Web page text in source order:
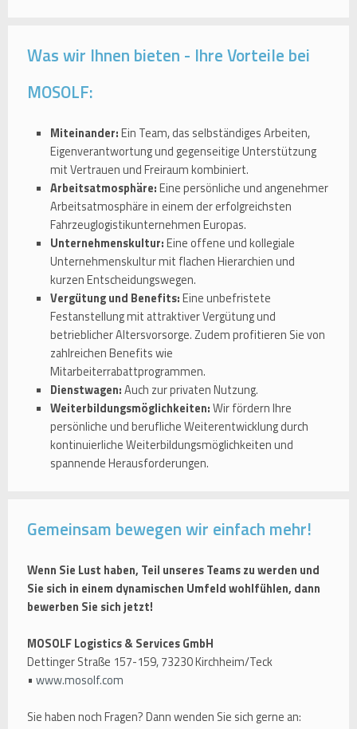
Was wir Ihnen bieten - Ihre Vorteile bei
MOSOLF:
Miteinander:Ein Team, das selbständiges Arbeiten,
Eigenverantwortung und gegenseitige Unterstützung
mit Vertrauen und Freiraum kombiniert.
Arbeitsatmosphäre:Eine persönliche und angenehmer
Arbeitsatmosphäre in einem der erfolgreichsten
Fahrzeuglogistikunternehmen Europas.
Unternehmenskultur:Eine offene und kollegiale
Unternehmenskultur mit flachen Hierarchien und
kurzen Entscheidungswegen.
Vergütung und Benefits:Eine unbefristete
Festanstellung mit attraktiver Vergütung und
betrieblicher Altersvorsorge. Zudem profitieren Sie von
zahlreichen Benefits wie
Mitarbeiterrabattprogrammen.
Dienstwagen:Auch zur privaten Nutzung.
Weiterbildungsmöglichkeiten:Wir fördern Ihre
persönliche und berufliche Weiterentwicklung durch
kontinuierliche Weiterbildungsmöglichkeiten und
spannende Herausforderungen.
Gemeinsam bewegen wir einfach mehr!
Wenn Sie Lust haben, Teil unseres Teams zu werden und
Sie sich in einem dynamischen Umfeld wohlfühlen, dann
bewerben Sie sich jetzt!
MOSOLF Logistics & Services GmbH
Dettinger Straße 157-159, 73230 Kirchheim/Teck
• www.mosolf.com
Sie haben noch Fragen? Dann wenden Sie sich gerne an: